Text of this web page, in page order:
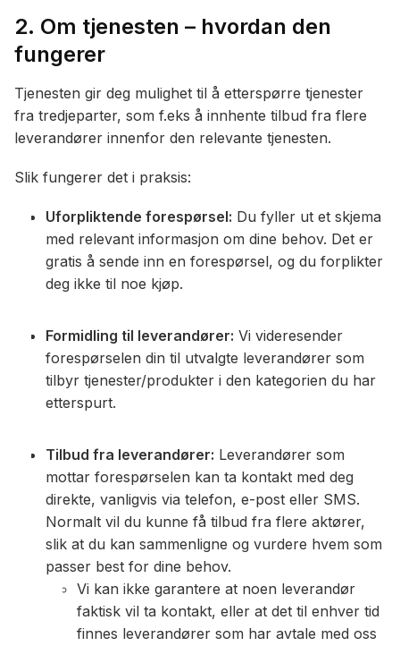
2. Om tjenesten – hvordan den
fungerer
Tjenesten gir deg mulighet til å etterspørre tjenester
fra tredjeparter, som f.eks å innhente tilbud fra flere
leverandører innenfor den relevante tjenesten.
Slik fungerer det i praksis:
Uforpliktende forespørsel: Du fyller ut et skjema
med relevant informasjon om dine behov. Det er
gratis å sende inn en forespørsel, og du forplikter
deg ikke til noe kjøp.
Formidling til leverandører: Vi videresender
forespørselen din til utvalgte leverandører som
tilbyr tjenester/produkter i den kategorien du har
etterspurt.
Tilbud fra leverandører: Leverandører som
mottar forespørselen kan ta kontakt med deg
direkte, vanligvis via telefon, e-post eller SMS.
Normalt vil du kunne få tilbud fra flere aktører,
slik at du kan sammenligne og vurdere hvem som
passer best for dine behov.
Vi kan ikke garantere at noen leverandør
faktisk vil ta kontakt, eller at det til enhver tid
finnes leverandører som har avtale med oss